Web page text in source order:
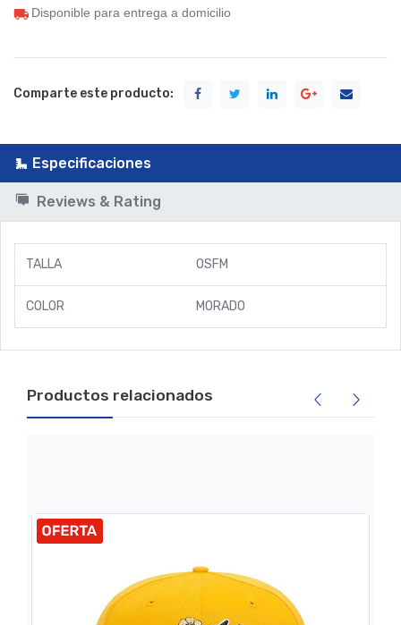
Disponible para entrega a domicilio
Comparte este producto:
Especificaciones
Reviews & Rating
TALLA OSFM
COLOR MORADO
Productos relacionados